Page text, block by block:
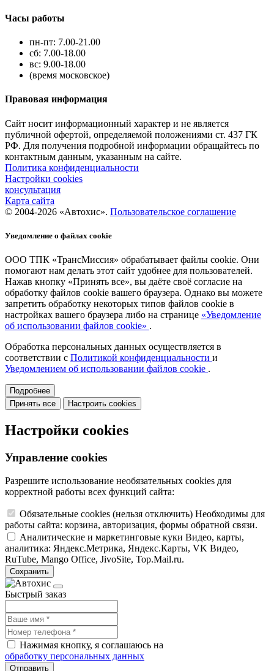
Часы работы
пн-пт: 7.00-21.00
сб: 7.00-18.00
вс: 9.00-18.00
(время московское)
Правовая информация
Сайт носит информационный характер и не является
публичной офертой, определяемой положениями ст. 437 ГК
РФ. Для получения подробной информации обращайтесь по
контактным данным, указанным на сайте.
Политика конфиденциальности
Настройки cookies
консультация
Карта сайта
© 2004-2026 «Автохис». Пользовательское соглашение
Уведомление о файлах cookie
ООО ТПК «ТрансМиссия» обрабатывает файлы cookie. Они
помогают нам делать этот сайт удобнее для пользователей.
Нажав кнопку «Принять все», вы даёте своё согласие на
обработку файлов cookie вашего браузера. Однако вы можете
запретить обработку некоторых типов файлов cookie в
настройках вашего браузера либо на странице «Уведомление
об использовании файлов cookie» .
Обработка персональных данных осуществляется в
соответствии с Политикой конфиденциальности и
Уведомлением об использовании файлов cookie .
Подробнее
Принять все
Настроить cookies
Настройки cookies
Управление cookies
Разрешите использование необязательных cookies для
корректной работы всех функций сайта:
Обязательные cookies (нельзя отключить) Необходимы для
работы сайта: корзина, авторизация, формы обратной связи.
Аналитические и маркетинговые куки Видео, карты,
аналитика: Яндекс.Метрика, Яндекс.Карты, VK Видео,
RuTube, Mango Office, JivoSite, Top.Mail.ru.
Сохранить
Быстрый заказ
Нажимая кнопку, я соглашаюсь на
обработку персональных данных
Отправить